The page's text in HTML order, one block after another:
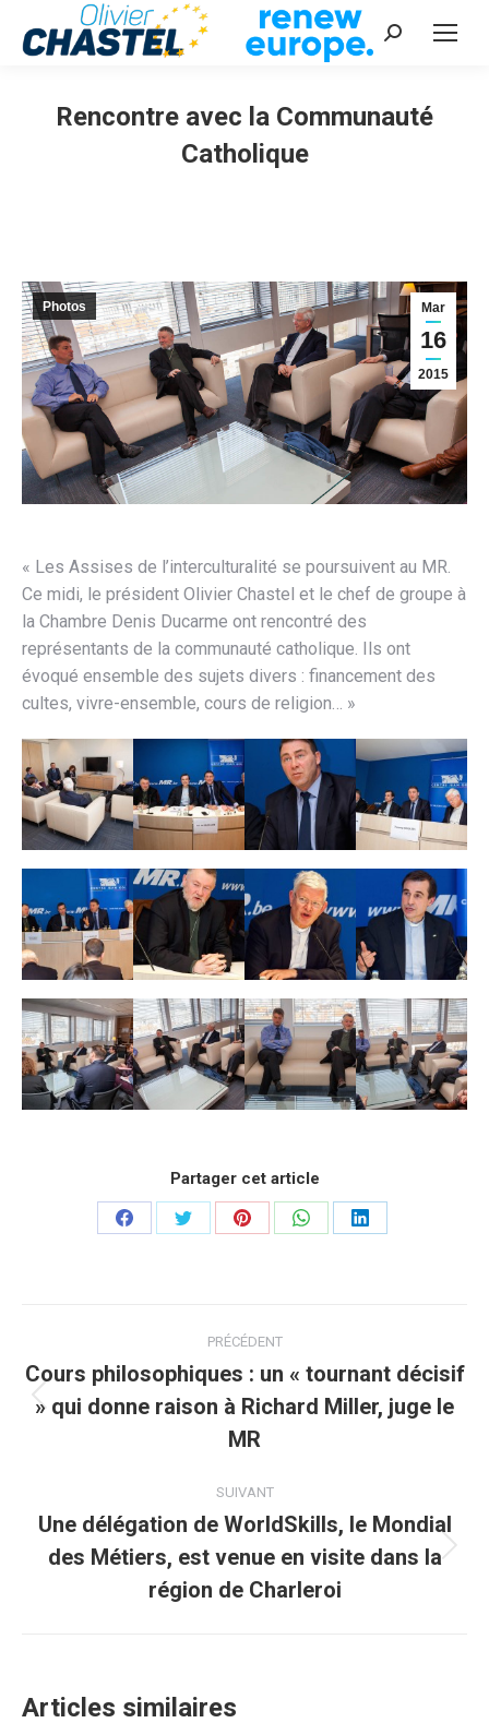
Recherche
Rencontre avec la Communauté
Catholique
Mar
16
2015
Photos
« Les Assises de l’interculturalité se poursuivent au MR.
Ce midi, le président Olivier Chastel et le chef de groupe à
la Chambre Denis Ducarme ont rencontré des
représentants de la communauté catholique. Ils ont
évoqué ensemble des sujets divers : financement des
cultes, vivre-ensemble, cours de religion… »
Partager cet article
PartagerPartagerPartagerPartagerPartager
article
PRÉCÉDENT
Article
précédent
Cours philosophiques : un « tournant décisif
» qui donne raison à Richard Miller, juge le
MR
SUIVANT
Article
suivant
Une délégation de WorldSkills, le Mondial
des Métiers, est venue en visite dans la
région de Charleroi
Articles similaires